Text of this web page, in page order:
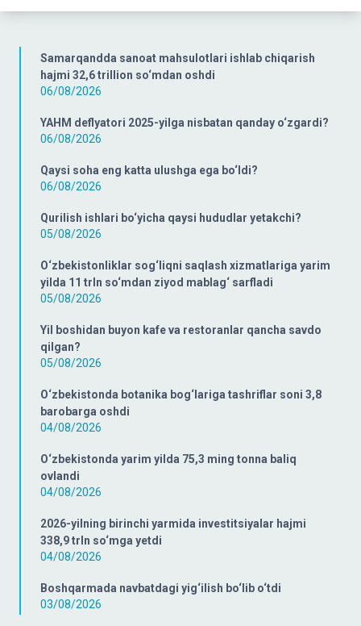
Samarqandda sanoat mahsulotlari ishlab chiqarish
hajmi 32,6 trillion so‘mdan oshdi
06/08/2026
YAHM deflyatori 2025-yilga nisbatan qanday o‘zgardi?
06/08/2026
Qaysi soha eng katta ulushga ega bo‘ldi?
06/08/2026
Qurilish ishlari bo‘yicha qaysi hududlar yetakchi?
05/08/2026
O‘zbekistonliklar sog‘liqni saqlash xizmatlariga yarim
yilda 11 trln so‘mdan ziyod mablag‘ sarfladi
05/08/2026
Yil boshidan buyon kafe va restoranlar qancha savdo
qilgan?
05/08/2026
O‘zbekistonda botanika bog‘lariga tashriflar soni 3,8
barobarga oshdi
04/08/2026
O‘zbekistonda yarim yilda 75,3 ming tonna baliq
ovlandi
04/08/2026
2026-yilning birinchi yarmida investitsiyalar hajmi
338,9 trln so‘mga yetdi
04/08/2026
Boshqarmada navbatdagi yig‘ilish bo‘lib o‘tdi
03/08/2026